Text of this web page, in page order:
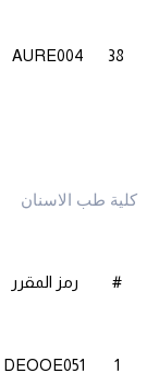
38
AURE004
كلية طب الاسنان
# رمز المقرر
1
DEOOE051